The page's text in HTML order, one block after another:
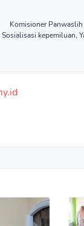
Komisioner Panwaslih
Sosialisasi kepemiluan,